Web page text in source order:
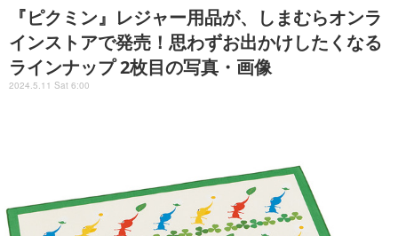
『ピクミン』レジャー用品が、しまむらオンラ
インストアで発売！思わずお出かけしたくなる
ラインナップ 2枚目の写真・画像
2024.5.11 Sat 6:00